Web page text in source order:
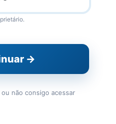
→
não consigo acessar